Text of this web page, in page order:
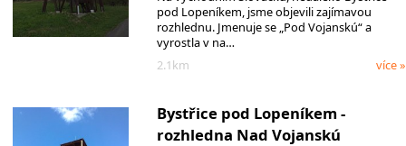
pod Lopeníkem, jsme objevili zajímavou
rozhlednu. Jmenuje se „Pod Vojanskú“ a
vyrostla v na…
2.1km
více »
Bystřice pod Lopeníkem -
rozhledna Nad Vojanskú